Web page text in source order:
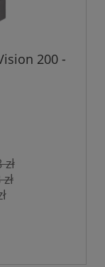
200 -